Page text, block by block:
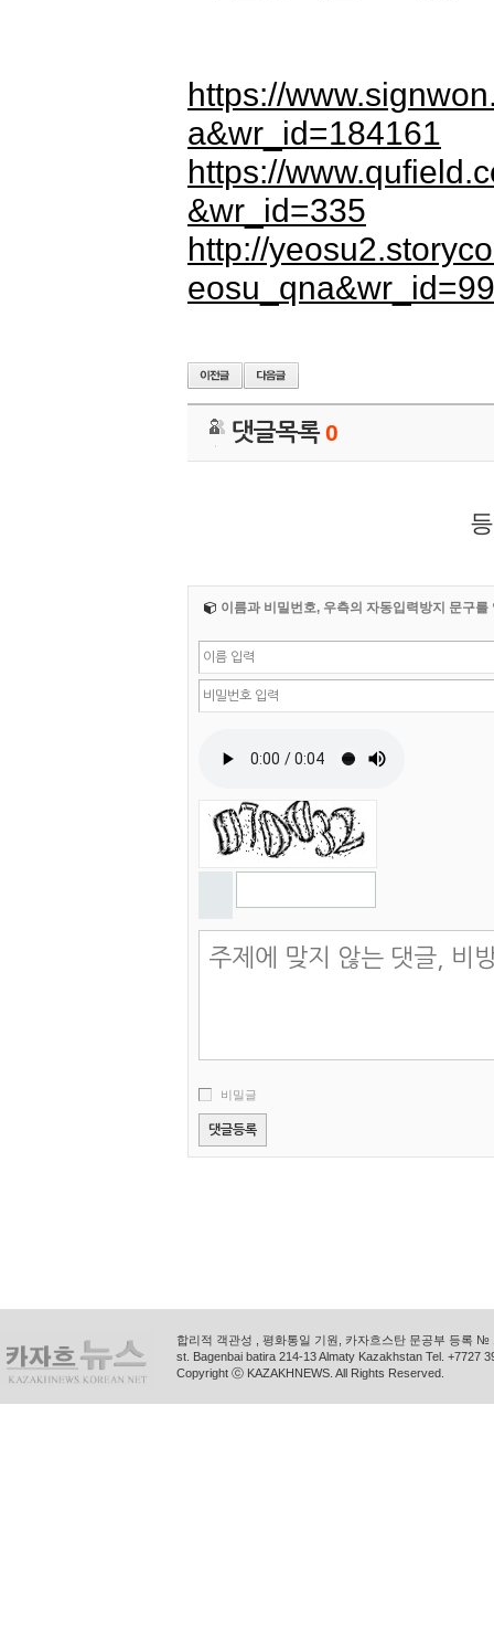
https://
a&wr_id=184161
https://
&wr_id=335
http://
댓글목록0
이름과 비밀번호, 우측의 자동입력방지 문구를
비밀글
합리적 객관성 , 평화통일 기원, 카자흐스탄 문공부 등록
st. Bagenbai batira 214-13 Almaty Kazakhstan Tel. +7727
Copyright ⓒ KAZAKHNEWS. All Rights Reserved.